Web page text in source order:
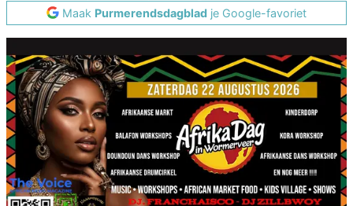
Maak Purmerendsdagblad je Google-favoriet